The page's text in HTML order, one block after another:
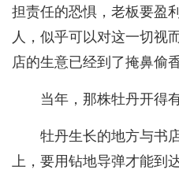
担责任的恐惧，老板要盈
人，似乎可以对这一切视
店的生意已经到了掩鼻偷
当年，那株牡丹开得
牡丹生长的地方与书
上，要用钻地导弹才能到